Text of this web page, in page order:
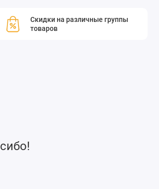
Скидки на различные группы
товаров